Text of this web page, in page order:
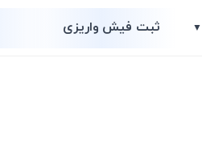
▼ ثبت فیش واریزی